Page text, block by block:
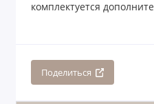
комплектуется
Поделиться